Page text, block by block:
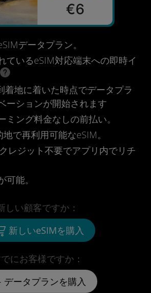
€6
データプラン。
ているeSIM対応端末への即時イ
着地に着いた時点でデータプラ
ーションが開始されます
ミング料金なしの前払い。
で再利用可能なeSIM。
レジット不要でアプリ内でリチ
能。
にお客様ですか：
データプランを購入
しい顧客ですか：
新しいeSIMを購入